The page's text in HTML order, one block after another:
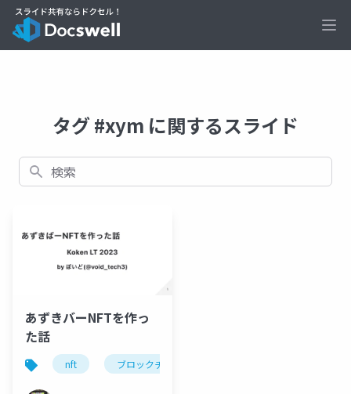
タグ #xym に関するスライド
検索
あずきバーNFTを作っ
た話
nft ブロックチェーン